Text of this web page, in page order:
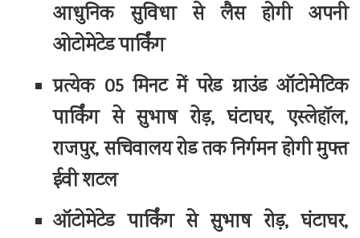
आधुनिक सुविधा से लैस होगी अपनी
ओटोमेटेड पार्किंग
प्रत्येक 05 मिनट में परेड ग्राउंड ऑटोमेटिक
पार्किंग से सुभाष रोड़, घंटाघर, एस्लेहॉल,
राजपुर, सचिवालय रोड तक निर्गमन होगी मुफ्त
ईवी शटल
ऑटोमेटेड पार्किंग से सुभाष रोड़, घंटाघर,